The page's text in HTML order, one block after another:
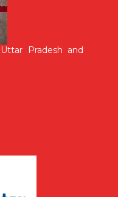
Pradesh and